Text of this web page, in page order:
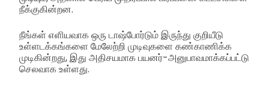
நீக்குகின்றன.
நீங்கள் எளியவாக ஒரு டாஷ்போர்டும் இருந்து குறியீடு
உள்ளடக்கங்களை மேலேற்றி முடிவுகளை கண்காணிக்க
முடிகின்றது, இது அதிசயமாக பயனர்-அனுபாவமாக்கப்பட்டு
செலவாக உள்ளது.